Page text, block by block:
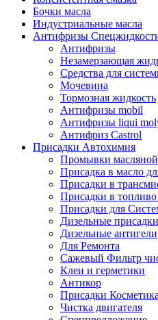
Бочки масла
Индустриальные масла
Антифризы
Антифризы
Незамерзающая
Средства для
Мочевина
Тормозная жидкость
Антифризы mobil
Антифризы liqui
Антифриз Castrol
Присадки Автохимия
Промывки
Присадка в масло
Присадки в
Присадки в
Присадки для
Дизельные присадки
Дизельные антигели
Для Ремонта
Сажевый Фильтр
Клеи и герметики
Антикор
Присадки Косметика
Чистка двигателя